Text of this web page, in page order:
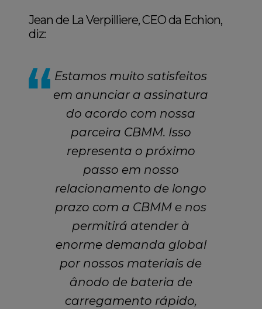
Jean de La Verpilliere, CEO da Echion,
diz:
Estamos muito satisfeitos
em anunciar a assinatura
do acordo com nossa
parceira CBMM. Isso
representa o próximo
passo em nosso
relacionamento de longo
prazo com a CBMM e nos
permitirá atender à
enorme demanda global
por nossos materiais de
ânodo de bateria de
carregamento rápido,